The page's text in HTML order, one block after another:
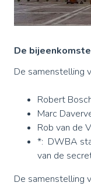
De
De samenstelling
Robert
Marc
Rob van
*: DWBA
van de
De samenstelling